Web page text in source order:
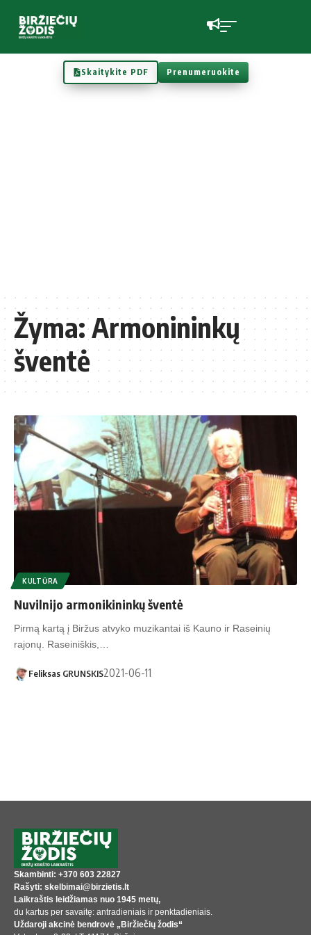
Skaitykite PDF Prenumeruokite
Žyma:Armonininkų
šventė
KULTŪRA
Nuvilnijo armonikininkų šventė
Pirmą kartą į Biržus atvyko muzikantai iš Kauno ir Raseinių
rajonų. Raseiniškis,…
Feliksas GRUNSKIS2021-06-11
Skambinti: +370 603 22827
Rašyti: skelbimai@birzietis.lt
Laikraštis leidžiamas nuo 1945 metų,
du kartus per savaitę: antradieniais ir penktadieniais.
Uždaroji akcinė bendrovė „Biržiečių žodis“